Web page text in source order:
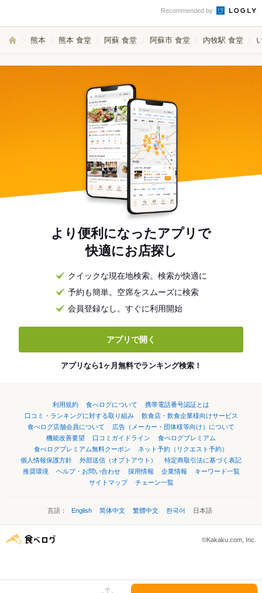
Recommended by
熊本 熊本 食堂 阿蘇 食堂 阿蘇市 食堂 内牧駅 食堂
より便利になったアプリで
快適にお店探し
クイックな現在地検索。検索が快適に
予約も簡単。空席をスムーズに検索
会員登録なし。すぐに利用開始
アプリで開く
アプリなら1ヶ月無料でランキング検索！
利用規約 食べログについて
携帯電話番号認証とは
口コミ・ランキングに対する取り組み
飲食店・飲食企業様向けサービス
食べログ店舗会員について
広告（メーカー・団体様等向け）について
機能改善要望
口コミガイドライン
食べログプレミアム
食べログプレミアム無料クーポン
ネット予約（リクエスト予約）
個人情報保護方針
外部送信（オプトアウト）
特定商取引法に基づく表記
推奨環境
ヘルプ・お問い合わせ 採用情報 企業情報
キーワード一覧
サイトマップ
チェーン一覧
言語： English 简体中文 繁體中文 한국어 日本語
©Kakaku.com, Inc.